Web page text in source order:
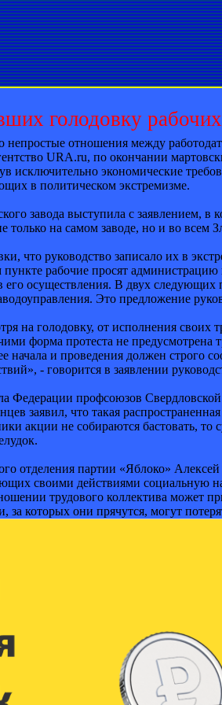
голодовку
непростые отношения между
URA.ru, по окончании
исключительно экономические
в политическом экстремизме.
завода выступила с заявлением,
на самом заводе, но и во всем
что руководство записало их в
рабочие просят
осуществления. В двух
Это предложение
на голодовку, от исполнения
форма протеста не
начала и проведения должен строго
- говорится в заявлении
Федерации профсоюзов
заявил, что такая
акции не собираются бастовать, то
отделения партии «Яблоко»
своими действиями социальную
трудового коллектива может
за которых они прячутся, могут